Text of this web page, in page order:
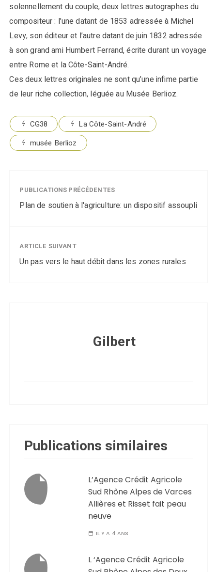
solennellement du couple, deux lettres autographes du
compositeur : l’une datant de 1853 adressée à Michel
Levy, son éditeur et l’autre datant de juin 1832 adressée
à son grand ami Humbert Ferrand, écrite durant un voyage
entre Rome et la Côte-Saint-André.
Ces deux lettres originales ne sont qu’une infime partie
de leur riche collection, léguée au Musée Berlioz.
CG38
La Côte-Saint-André
musée Berlioz
PUBLICATIONS PRÉCÉDENTES
Plan de soutien à l'agriculture: un dispositif assoupli
ARTICLE SUIVANT
Un pas vers le haut débit dans les zones rurales
Gilbert
Publications similaires
L’Agence Crédit Agricole
Sud Rhône Alpes de Varces
Allières et Risset fait peau
neuve
IL Y A 4 ANS
L ‘Agence Crédit Agricole